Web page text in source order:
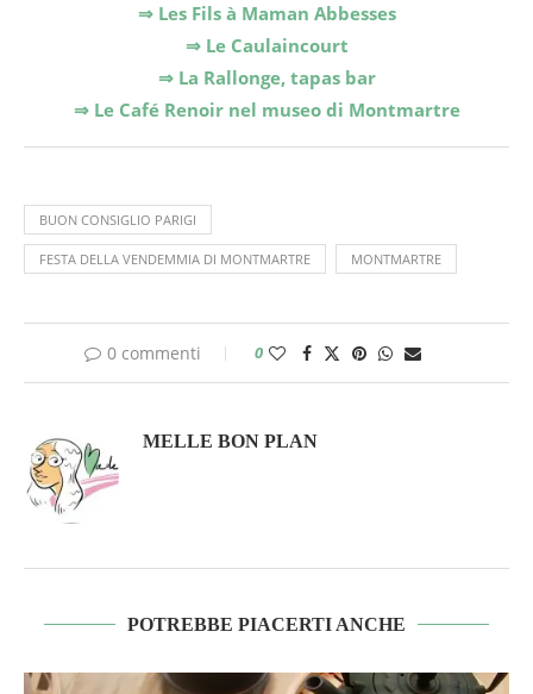
⇒ Les Fils à Maman Abbesses
⇒ Le Caulaincourt
⇒ La Rallonge, tapas bar
⇒ Le Café Renoir nel museo di Montmartre
BUON CONSIGLIO PARIGI
FESTA DELLA VENDEMMIA DI MONTMARTRE MONTMARTRE
0 commenti 0
MELLE BON PLAN
POTREBBE PIACERTI ANCHE